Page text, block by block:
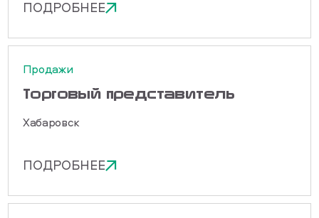
ПОДРОБНЕЕ
Продажи
Торговый представитель
Хабаровск
ПОДРОБНЕЕ